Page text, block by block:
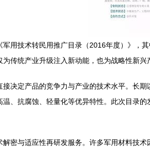
用技术转民用推广目录（2016年度）》，
传统产业升级注入新动能，也为战略性新兴
决定产品的竞争力与产业的技术水平。长
、抗腐蚀、轻量化等优异特性。此次目录
密与适应性再研发服务。许多军用材料技